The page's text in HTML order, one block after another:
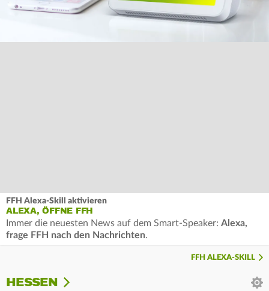
FFH Alexa-Skill aktivieren
ALEXA, ÖFFNE FFH
Immer die neuesten News auf dem Smart-Speaker: Alexa,
frage FFH nach den Nachrichten.
FFH ALEXA-SKILL
HESSEN